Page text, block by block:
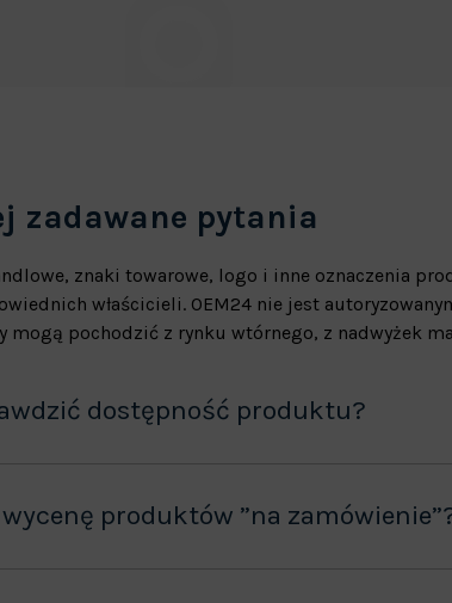
zadawane pytania
znaki towarowe, logo i inne oznaczenia
właścicieli. OEM24 nie jest
mogą pochodzić z rynku wtórnego, z nadwyżek
dostępność produktu?
produktów ”na